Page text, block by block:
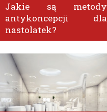
Jakie są metody
antykoncepcji dla
nastolatek?